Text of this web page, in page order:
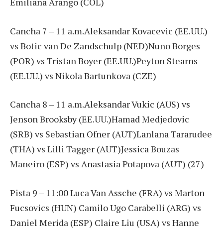
Cancha 7 – 11 a.m.Aleksandar Kovacevic (EE.UU.)
vs Botic van De Zandschulp (NED)Nuno Borges
(POR) vs Tristan Boyer (EE.UU.)Peyton Stearns
(EE.UU.) vs Nikola Bartunkova (CZE)
Cancha 8 – 11 a.m.Aleksandar Vukic (AUS) vs
Jenson Brooksby (EE.UU.)Hamad Medjedovic
(SRB) vs Sebastian Ofner (AUT)Lanlana Tararudee
(THA) vs Lilli Tagger (AUT)Jessica Bouzas
Maneiro (ESP) vs Anastasia Potapova (AUT) (27)
Pista 9 – 11:00 Luca Van Assche (FRA) vs Marton
Fucsovics (HUN) Camilo Ugo Carabelli (ARG) vs
Daniel Merida (ESP) Claire Liu (USA) vs Hanne